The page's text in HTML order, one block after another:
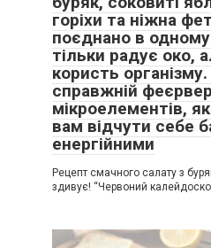
горіхи та ніжна
поєднано в одному
тільки радує око,
користь
справжній
мікроелементів,
вам відчути себе
енергійними
Рецепт смачного салату з
здивує! “Червоний